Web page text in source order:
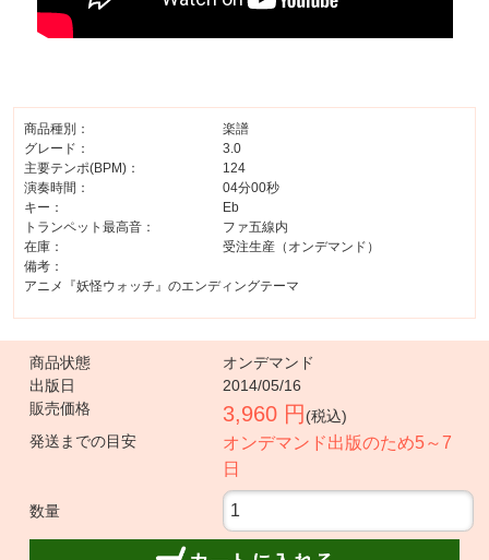
商品種別：
楽譜
グレード：
3.0
主要テンポ(BPM)：
124
演奏時間：
04分00秒
キー：
Eb
トランペット最高音：
ファ五線内
在庫：
受注生産（オンデマンド）
備考：
アニメ『妖怪ウォッチ』のエンディングテーマ
商品状態
オンデマンド
出版日
2014/05/16
販売価格
3,960 円 (税込)
発送までの目安
オンデマンド出版のため5～7
日
数量